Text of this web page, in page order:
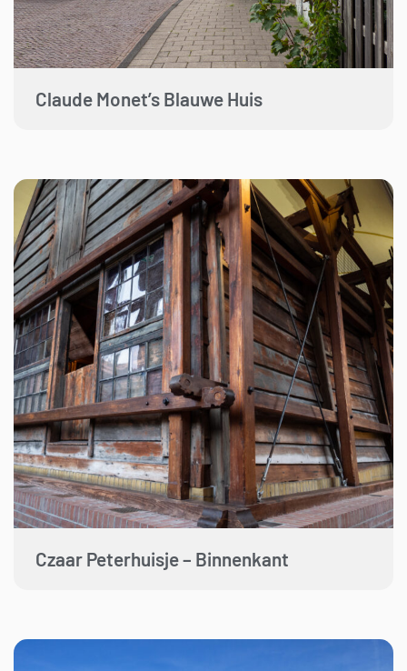
Claude Monet’s Blauwe Huis
Czaar Peterhuisje – Binnenkant